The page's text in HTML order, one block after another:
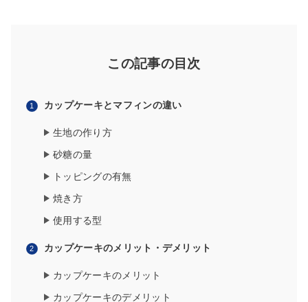
この記事の目次
カップケーキとマフィンの違い
生地の作り方
砂糖の量
トッピングの有無
焼き方
使用する型
カップケーキのメリット・デメリット
カップケーキのメリット
カップケーキのデメリット